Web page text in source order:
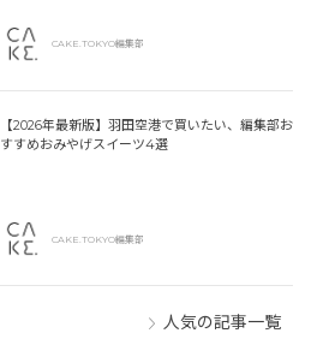
CAKE.TOKYO編集部
【2026年最新版】羽田空港で買いたい、編集部お
すすめおみやげスイーツ4選
CAKE.TOKYO編集部
人気の記事一覧